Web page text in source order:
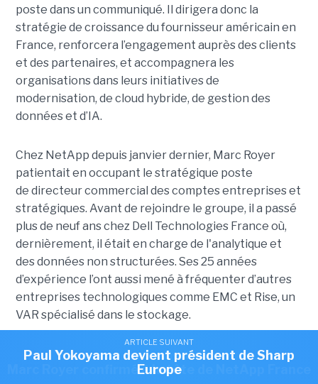
ARTICLE SUIVANT
Romain Passilly prend la direction de Visma
France
ARTICLE SUIVANT
Marc Royer confirmé à la tête de NetApp France
poste dans un communiqué. Il dirigera donc la
stratégie de croissance du fournisseur américain en
France, renforcera l’engagement auprès des clients
et des partenaires, et accompagnera les
organisations dans leurs initiatives de
modernisation, de cloud hybride, de gestion des
données et d’IA.
Chez NetApp depuis janvier dernier, Marc Royer
patientait en occupant le stratégique poste
de directeur commercial des comptes entreprises et
stratégiques. Avant de rejoindre le groupe, il a passé
plus de neuf ans chez Dell Technologies France où,
dernièrement, il était en charge de l'analytique et
des données non structurées. Ses 25 années
d’expérience l’ont aussi mené à fréquenter d’autres
entreprises technologiques comme EMC et Rise, un
VAR spécialisé dans le stockage.
Article rédigé par
ARTICLE SUIVANT
Paul Yokoyama devient président de Sharp
Europe